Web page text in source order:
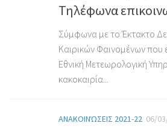
Τηλέφωνα
Σύμφωνα με το Έκτακτο
Καιρικών Φαινομένων που
Εθνική Μετεωρολογική
κακοκαιρία...
ΑΝΑΚΟΙΝΏΣΕΙΣ 2021-22 06/